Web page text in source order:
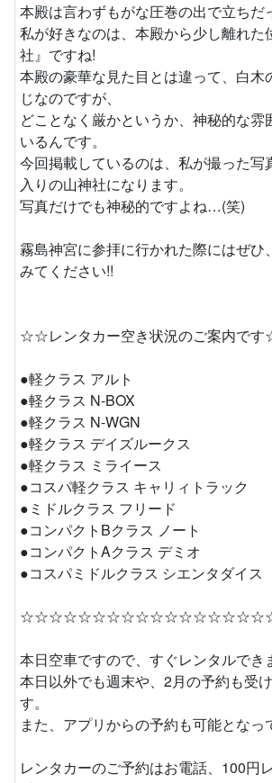
本殿は言わずもがな圧巻の出で立ちだ
私が好きなのは、本殿から少し離れた
社』ですね!
本殿の豪華な見た目とは違って、白木
じなのですが、
どことなく厳かというか、神秘的な雰
いるんです。
今回掲載しているのは、私が撮った写
入りの山神社になります。
写真だけでも神秘的ですよね…(笑)
霧島神宮に参拝に行かれた際にはぜひ
みてください!!
☆☆レンタカー空き状況のご案内で
●軽クラス アルト
●軽クラス N-BOX
●軽クラス N-WGN
●軽クラス デイズルークス
●軽クラス ミライース
●コスパ軽クラス キャリィトラック
●ミドルクラス フリード
●コンパクトBクラス ノート
●コンパクトAクラス デミオ
●コスパミドルクラス シエンタダイス
本日空車ですので、すぐレンタルでき
本日以外でも週末や、2月の予約も受
す。
また、アプリからの予約も可能となっ
レンタカーのご予約はお電話、100円